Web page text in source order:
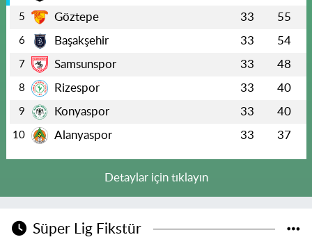
5 Göztepe 33 55
6 Başakşehir 33 54
7 Samsunspor 33 48
8 Rizespor 33 40
9 Konyaspor 33 40
10 Alanyaspor 33 37
Detaylar için tıklayın
Süper Lig Fikstür